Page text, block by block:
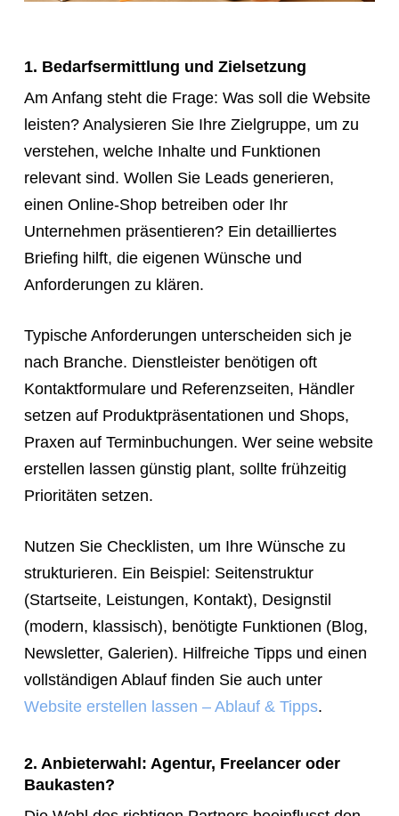
1. Bedarfsermittlung und Zielsetzung
Am Anfang steht die Frage: Was soll die Website
leisten? Analysieren Sie Ihre Zielgruppe, um zu
verstehen, welche Inhalte und Funktionen
relevant sind. Wollen Sie Leads generieren,
einen Online-Shop betreiben oder Ihr
Unternehmen präsentieren? Ein detailliertes
Briefing hilft, die eigenen Wünsche und
Anforderungen zu klären.
Typische Anforderungen unterscheiden sich je
nach Branche. Dienstleister benötigen oft
Kontaktformulare und Referenzseiten, Händler
setzen auf Produktpräsentationen und Shops,
Praxen auf Terminbuchungen. Wer seine website
erstellen lassen günstig plant, sollte frühzeitig
Prioritäten setzen.
Nutzen Sie Checklisten, um Ihre Wünsche zu
strukturieren. Ein Beispiel: Seitenstruktur
(Startseite, Leistungen, Kontakt), Designstil
(modern, klassisch), benötigte Funktionen (Blog,
Newsletter, Galerien). Hilfreiche Tipps und einen
vollständigen Ablauf finden Sie auch unter
Website erstellen lassen – Ablauf & Tipps.
2. Anbieterwahl: Agentur, Freelancer oder
Baukasten?